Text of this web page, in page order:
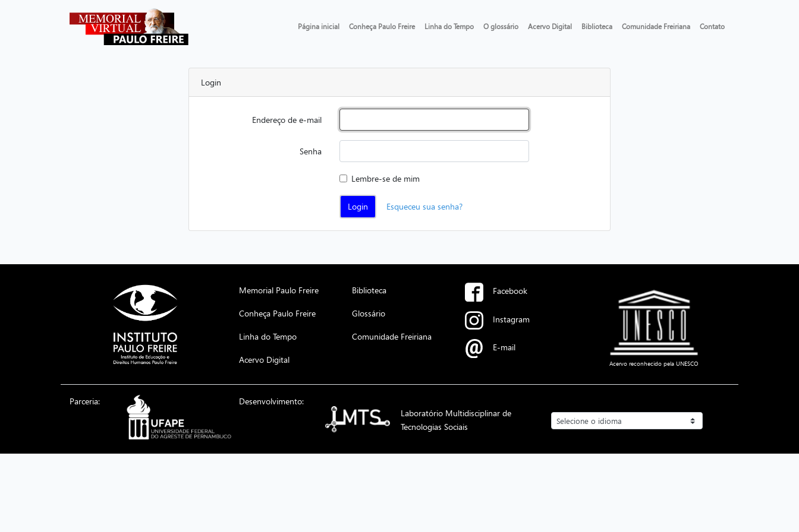
Página inicial Conheça Paulo Freire Linha do Tempo O glossário Acervo Digital Biblioteca Comunidade Freiriana Contato
Login
Endereço de e-mail
Senha
Lembre-se de mim
Login Esqueceu sua senha?
Memorial Paulo Freire
Conheça Paulo Freire
Linha do Tempo
Acervo Digital
Biblioteca
Glossário
Comunidade Freiriana
Facebook
Instagram
E-mail
Acervo reconhecido pela UNESCO
Parceria:
Desenvolvimento:
Laboratório Multidisciplinar de
Tecnologias Sociais